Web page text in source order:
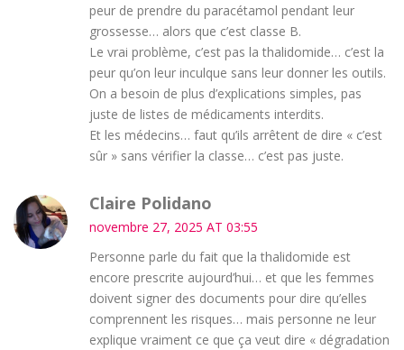
peur de prendre du paracétamol pendant leur
grossesse… alors que c’est classe B.
Le vrai problème, c’est pas la thalidomide… c’est la
peur qu’on leur inculque sans leur donner les outils.
On a besoin de plus d’explications simples, pas
juste de listes de médicaments interdits.
Et les médecins… faut qu’ils arrêtent de dire « c’est
sûr » sans vérifier la classe… c’est pas juste.
Claire Polidano
novembre 27, 2025 AT 03:55
Personne parle du fait que la thalidomide est
encore prescrite aujourd’hui… et que les femmes
doivent signer des documents pour dire qu’elles
comprennent les risques… mais personne ne leur
explique vraiment ce que ça veut dire « dégradation